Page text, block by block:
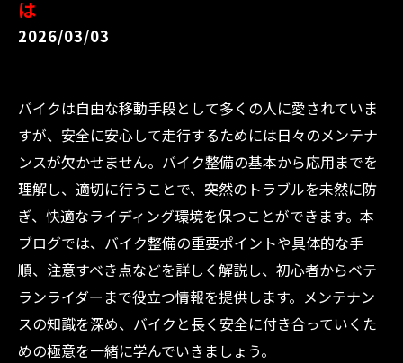
は
2026/03/03
バイクは自由な移動手段として多くの人に愛されていま
すが、安全に安心して走行するためには日々のメンテナ
ンスが欠かせません。バイク整備の基本から応用までを
理解し、適切に行うことで、突然のトラブルを未然に防
ぎ、快適なライディング環境を保つことができます。本
ブログでは、バイク整備の重要ポイントや具体的な手
順、注意すべき点などを詳しく解説し、初心者からベテ
ランライダーまで役立つ情報を提供します。メンテナン
スの知識を深め、バイクと長く安全に付き合っていくた
めの極意を一緒に学んでいきましょう。